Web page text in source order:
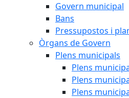
Govern municipal
Bans
Pressupostos i
Òrgans de Govern
Plens municipals
Plens
Plens
Plens